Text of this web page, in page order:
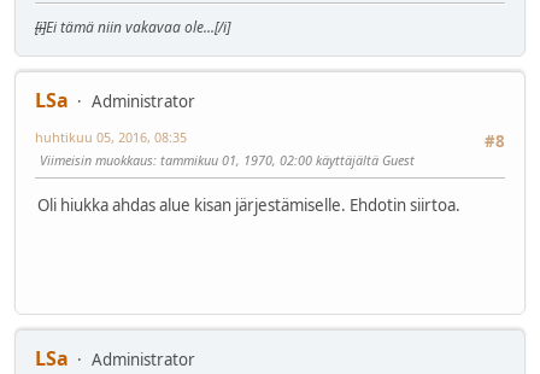
[i]Ei tämä niin vakavaa ole...[/i]
LSa
Administrator
#8
huhtikuu 05, 2016, 08:35
Viimeisin muokkaus: tammikuu 01, 1970, 02:00 käyttäjältä Guest
Oli hiukka ahdas alue kisan järjestämiselle. Ehdotin siirtoa.
LSa
Administrator